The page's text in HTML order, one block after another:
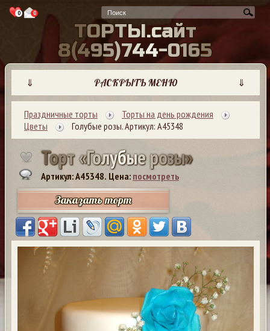
0 0
ТОРТЫ.сайт
8(495)744-0165
⇓ РАСКРЫТЬ МЕНЮ ⇓
Праздничные торты
Торты на день рождения
Цветы
Голубые розы. Артикул: А45348
Торт«Голубыерозы»
Артикул: A45348. Цена: посмотреть
Заказать торт